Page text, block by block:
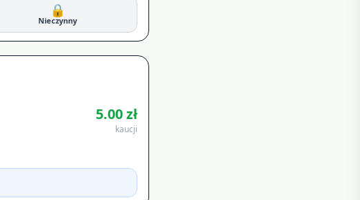
🔒
Nieczynny
5.00zł
kaucji